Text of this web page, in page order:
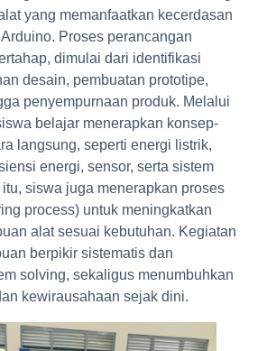
yang memanfaatkan kecerdasan
Proses perancangan
dimulai dari identifikasi
desain, pembuatan prototipe,
penyempurnaan produk. Melalui
belajar menerapkan konsep-
langsung, seperti energi listrik,
energi, sensor, serta sistem
siswa juga menerapkan proses
process) untuk meningkatkan
alat sesuai kebutuhan. Kegiatan
berpikir sistematis dan
solving, sekaligus menumbuhkan
kewirausahaan sejak dini.